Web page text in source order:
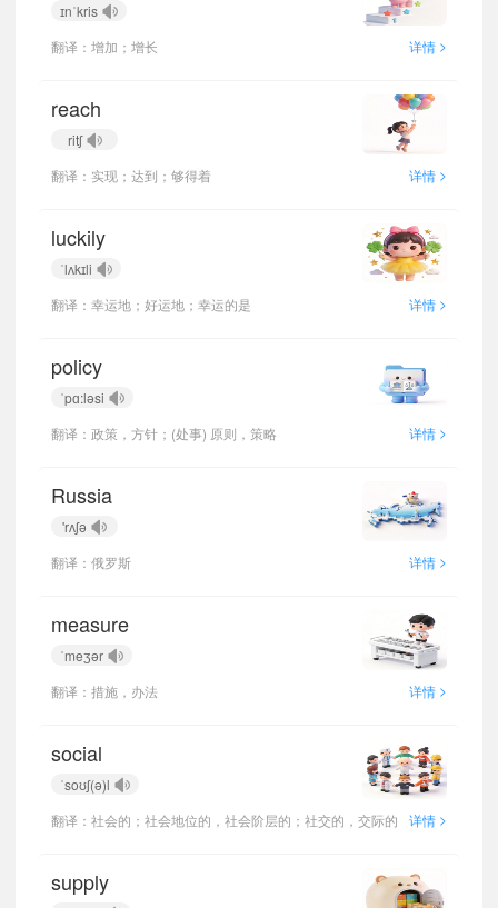
ɪnˈkris
翻译：增加；增长
详情 >
reach
ritʃ
翻译：实现；达到；够得着
详情 >
luckily
ˈlʌkɪli
翻译：幸运地；好运地；幸运的是
详情 >
policy
ˈpɑ:ləsi
翻译：政策，方针；(处事) 原则，策略
详情 >
Russia
'rʌʃə
翻译：俄罗斯
详情 >
measure
ˈmeʒər
翻译：措施，办法
详情 >
social
ˈsoʊʃ(ə)l
翻译：社会的；社会地位的，社会阶层的；社交的，交际的
详情 >
supply